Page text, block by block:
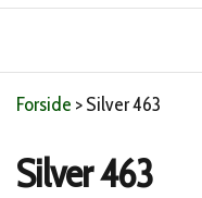
Forside >Silver 463
Silver 463